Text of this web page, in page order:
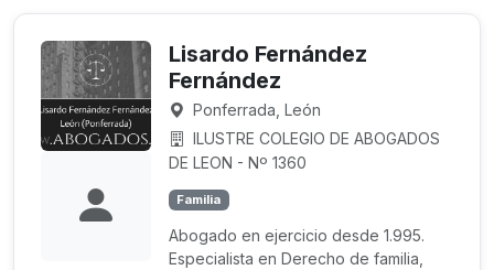
Lisardo Fernández
Fernández
Ponferrada, León
ILUSTRE COLEGIO DE ABOGADOS
DE LEON - Nº 1360
Familia
Abogado en ejercicio desde 1.995.
Especialista en Derecho de familia,